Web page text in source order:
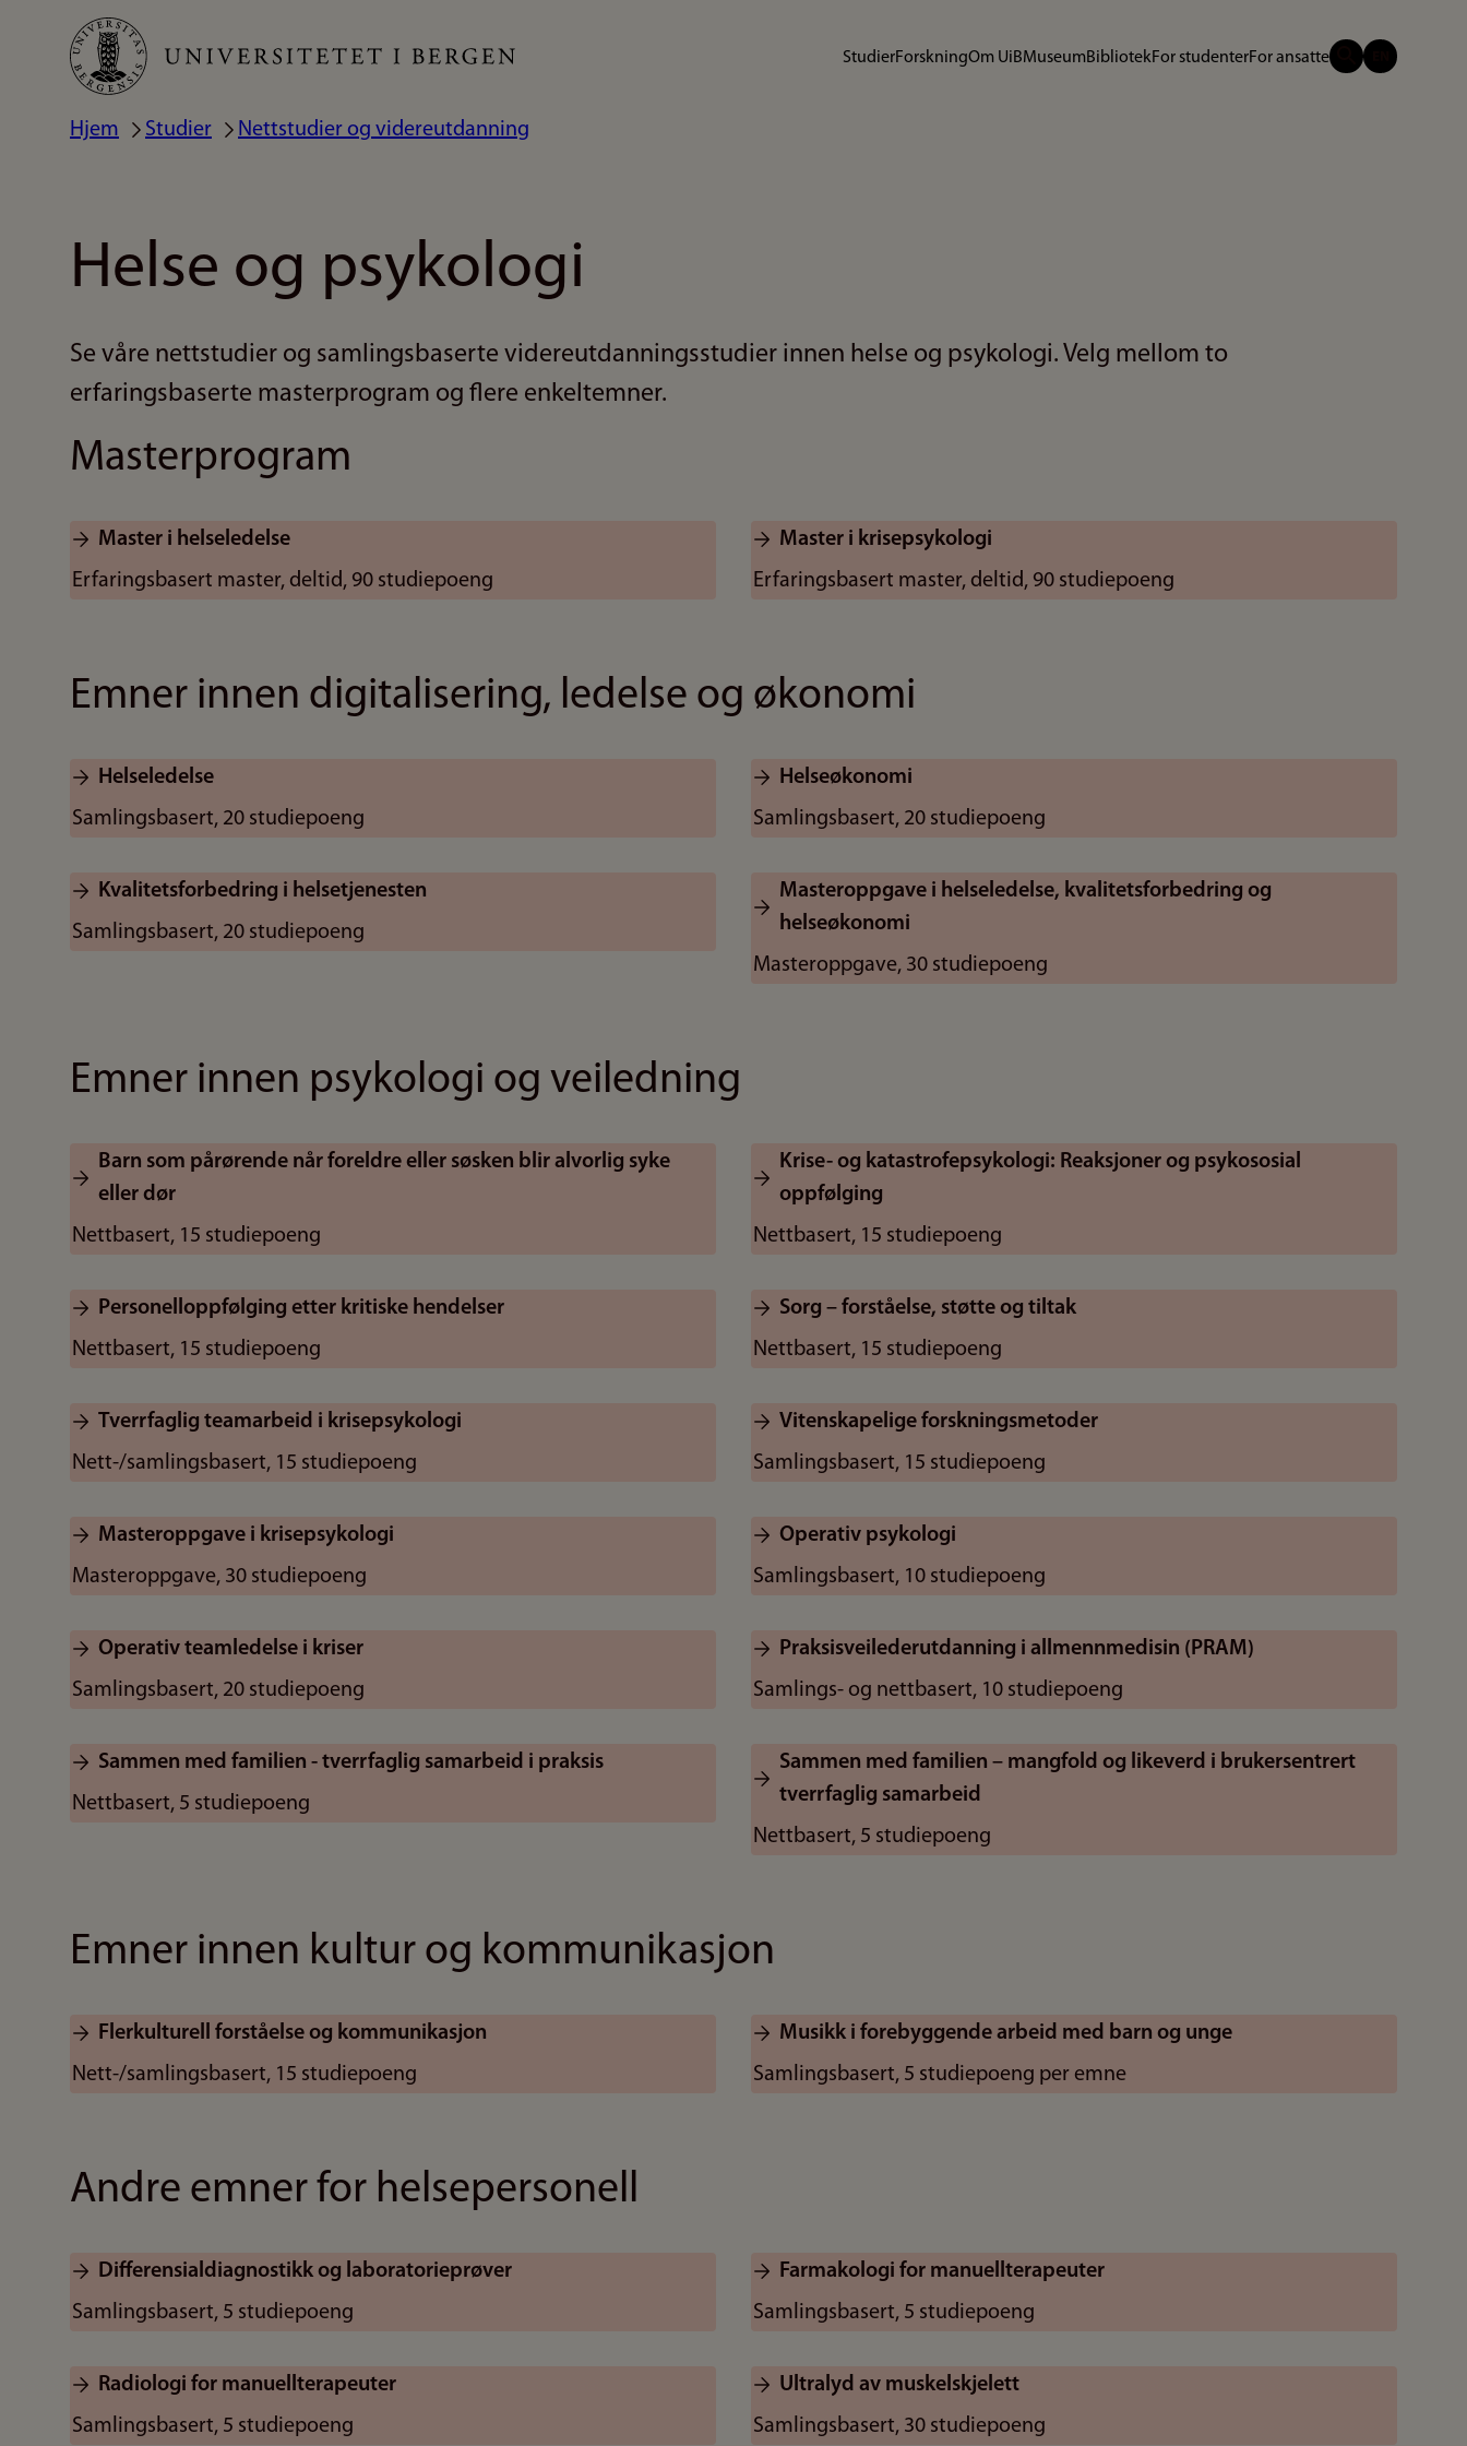
Hopp
hovedinnhold
StudierForskningOm UiBMuseumBibliotekFor studenterFor ansatte
Navigasjonssti
Hjem Studier Nettstudier og videreutdanning
Helse og psykologi
Se våre nettstudier og samlingsbaserte videreutdanningsstudier innen helse og psykologi. Velg mellom to
erfaringsbaserte masterprogram og flere enkeltemner.
Masterprogram
Master i helseledelse
Erfaringsbasert master, deltid, 90 studiepoeng
Master i krisepsykologi
Erfaringsbasert master, deltid, 90 studiepoeng
Emner innen digitalisering, ledelse og økonomi
Helseledelse
Samlingsbasert, 20 studiepoeng
Helseøkonomi
Samlingsbasert, 20 studiepoeng
Kvalitetsforbedring i helsetjenesten
Samlingsbasert, 20 studiepoeng
Masteroppgave i helseledelse, kvalitetsforbedring og
helseøkonomi
Masteroppgave, 30 studiepoeng
Emner innen psykologi og veiledning
Barn som pårørende når foreldre eller søsken blir alvorlig syke
eller dør
Nettbasert, 15 studiepoeng
Krise- og katastrofepsykologi: Reaksjoner og psykososial
oppfølging
Nettbasert, 15 studiepoeng
Personelloppfølging etter kritiske hendelser
Nettbasert, 15 studiepoeng
Sorg – forståelse, støtte og tiltak
Nettbasert, 15 studiepoeng
Tverrfaglig teamarbeid i krisepsykologi
Nett-/samlingsbasert, 15 studiepoeng
Vitenskapelige forskningsmetoder
Samlingsbasert, 15 studiepoeng
Masteroppgave i krisepsykologi
Masteroppgave, 30 studiepoeng
Operativ psykologi
Samlingsbasert, 10 studiepoeng
Operativ teamledelse i kriser
Samlingsbasert, 20 studiepoeng
Praksisveilederutdanning i allmennmedisin (PRAM)
Samlings- og nettbasert, 10 studiepoeng
Sammen med familien - tverrfaglig samarbeid i praksis
Nettbasert, 5 studiepoeng
Sammen med familien – mangfold og likeverd i brukersentrert
tverrfaglig samarbeid
Nettbasert, 5 studiepoeng
Emner innen kultur og kommunikasjon
Flerkulturell forståelse og kommunikasjon
Nett-/samlingsbasert, 15 studiepoeng
Musikk i forebyggende arbeid med barn og unge
Samlingsbasert, 5 studiepoeng per emne
Andre emner for helsepersonell
Differensialdiagnostikk og laboratorieprøver
Samlingsbasert, 5 studiepoeng
Farmakologi for manuellterapeuter
Samlingsbasert, 5 studiepoeng
Radiologi for manuellterapeuter
Samlingsbasert, 5 studiepoeng
Ultralyd av muskelskjelett
Samlingsbasert, 30 studiepoeng